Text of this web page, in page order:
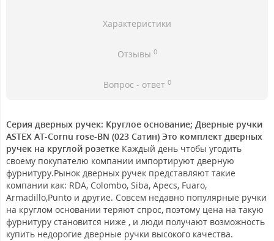
Характеристики
Отзывы 0
Вопрос - ответ 0
Серия дверных ручек: Круглое основание; Дверные ручки
ASTEX AT-Cornu rose-BN (023 Сатин) Это комплект дверных
ручек на круглой розетке Каждый день чтобы угодить
своему покупателю компании импортируют дверную
фурнитуру.Рынок дверных ручек представляют такие
компании как: RDA, Colombo, Siba, Apecs, Fuaro,
Armadillo,Punto и другие. Совсем недавно популярные ручки
на круглом основании теряют спрос, поэтому цена на такую
фурнитуру становится ниже , и люди получают возможность
купить недорогие дверные ручки высокого качества.